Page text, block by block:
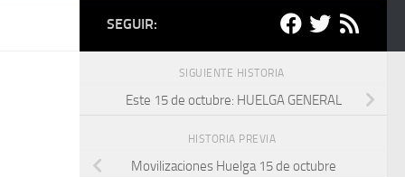
SEGUIR:
SIGUIENTE HISTORIA
Este 15 de octubre: HUELGA GENERAL
HISTORIA PREVIA
Movilizaciones Huelga 15 de octubre